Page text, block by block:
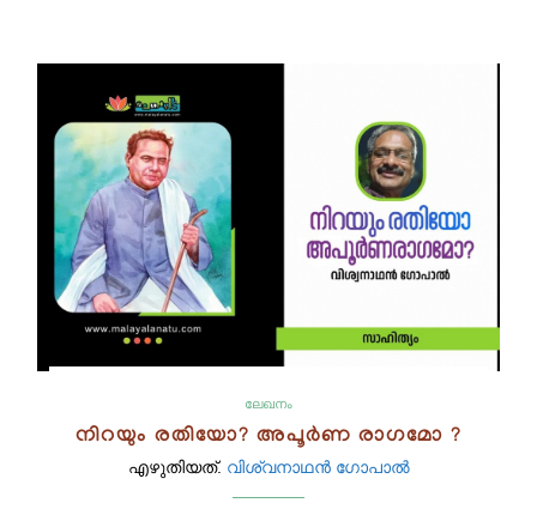
ലേഖനം
നിറയും രതിയോ? അപൂർണ രാഗമോ ?
എഴുതിയത്. വിശ്വനാഥൻ ഗോപാൽ